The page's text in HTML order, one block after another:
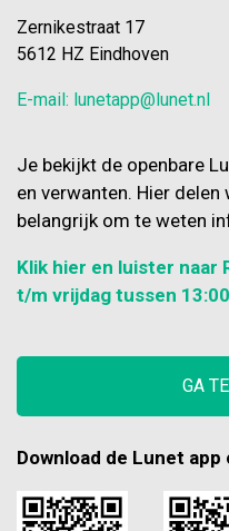
Zernikestraat 17
5612 HZ Eindhoven
E-mail: lunetapp@lunet.nl
Je bekijkt de openbare
en verwanten. Hier
belangrijk om te weten
Klik hier en luister naar
t/m vrijdag tussen
GA
Download de Lunet